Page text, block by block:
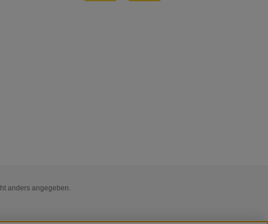
anders angegeben.